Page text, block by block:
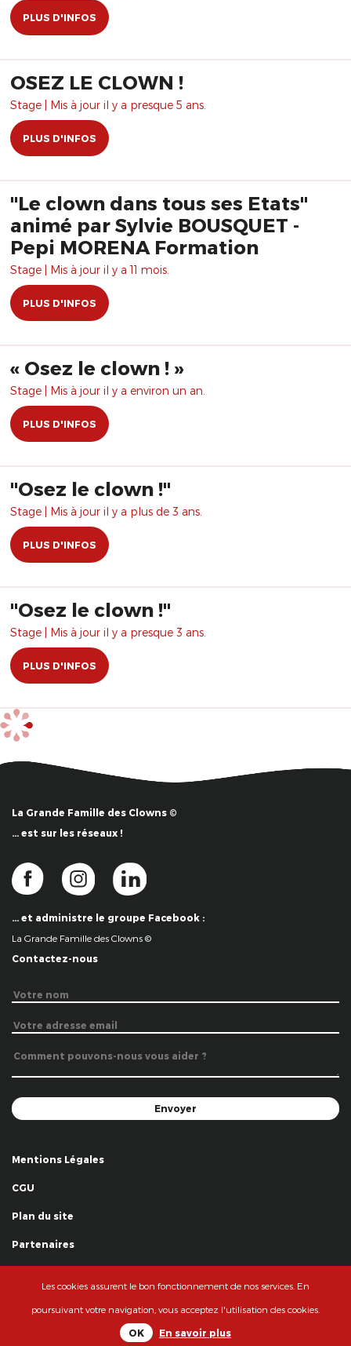
PLUS D'INFOS
OSEZ LE CLOWN !
Stage | Mis à jour il y a presque 5 ans.
PLUS D'INFOS
"Le clown dans tous ses Etats"
animé par Sylvie BOUSQUET -
Pepi MORENA Formation
Stage | Mis à jour il y a 11 mois.
PLUS D'INFOS
​« Osez le clown ! »
Stage | Mis à jour il y a environ un an.
PLUS D'INFOS
"Osez le clown !"
Stage | Mis à jour il y a plus de 3 ans.
PLUS D'INFOS
​"Osez le clown !"
Stage | Mis à jour il y a presque 3 ans.
PLUS D'INFOS
La Grande Famille des Clowns ©
… est sur les réseaux !
… et administre le groupe Facebook :
La Grande Famille des Clowns ©
Contactez-nous
Mentions Légales
CGU
Plan du site
Partenaires
© La Grande Famille des Clowns - 2018
Les cookies assurent le bon fonctionnement de nos services. En
poursuivant votre navigation, vous acceptez l'utilisation des cookies.
OK En savoir plus